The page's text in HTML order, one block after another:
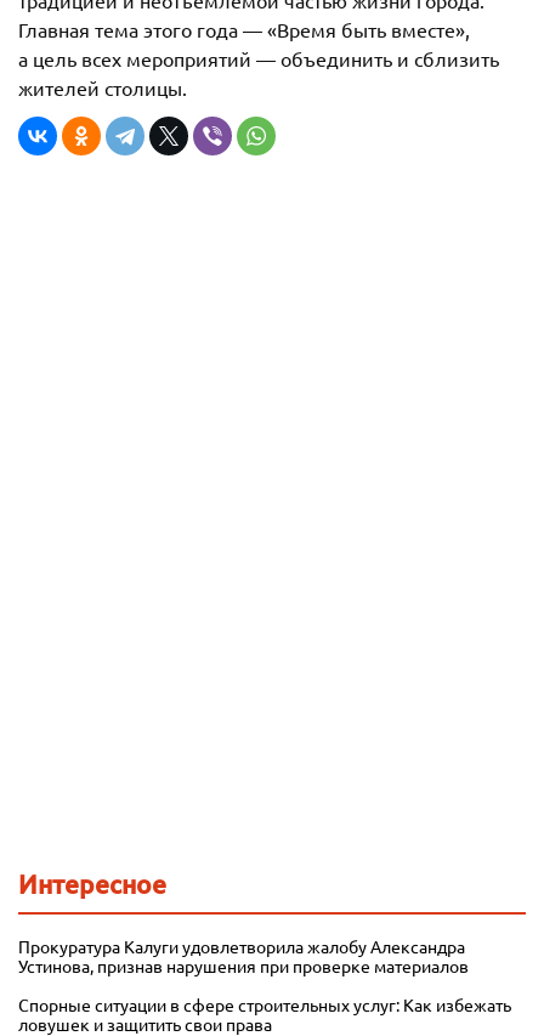
Главная тема этого года — «Время быть вместе»,
а цель всех мероприятий — объединить и сблизить
жителей столицы.
Интересное
Прокуратура Калуги удовлетворила жалобу Александра
Устинова, признав нарушения при проверке материалов
Спорные ситуации в сфере строительных услуг: Как избежать
ловушек и защитить свои права